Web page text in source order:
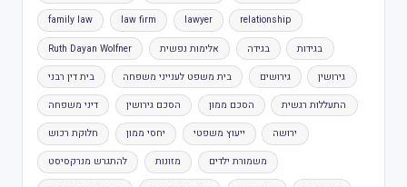
family law law firm lawyer relationship
Ruth Dayan Wolfner אלימות נפשית בגידה בגידות
בית דין רבני בית משפט לענייני משפחה גירושים גירושין
דיני משפחה הסכם גירושין הסכם ממון התעללות רגשית
חלוקת רכוש יחסי ממון ייעוץ משפטי ירושה
להתגרש מנרקסיסט מזונות משמורת ילדים